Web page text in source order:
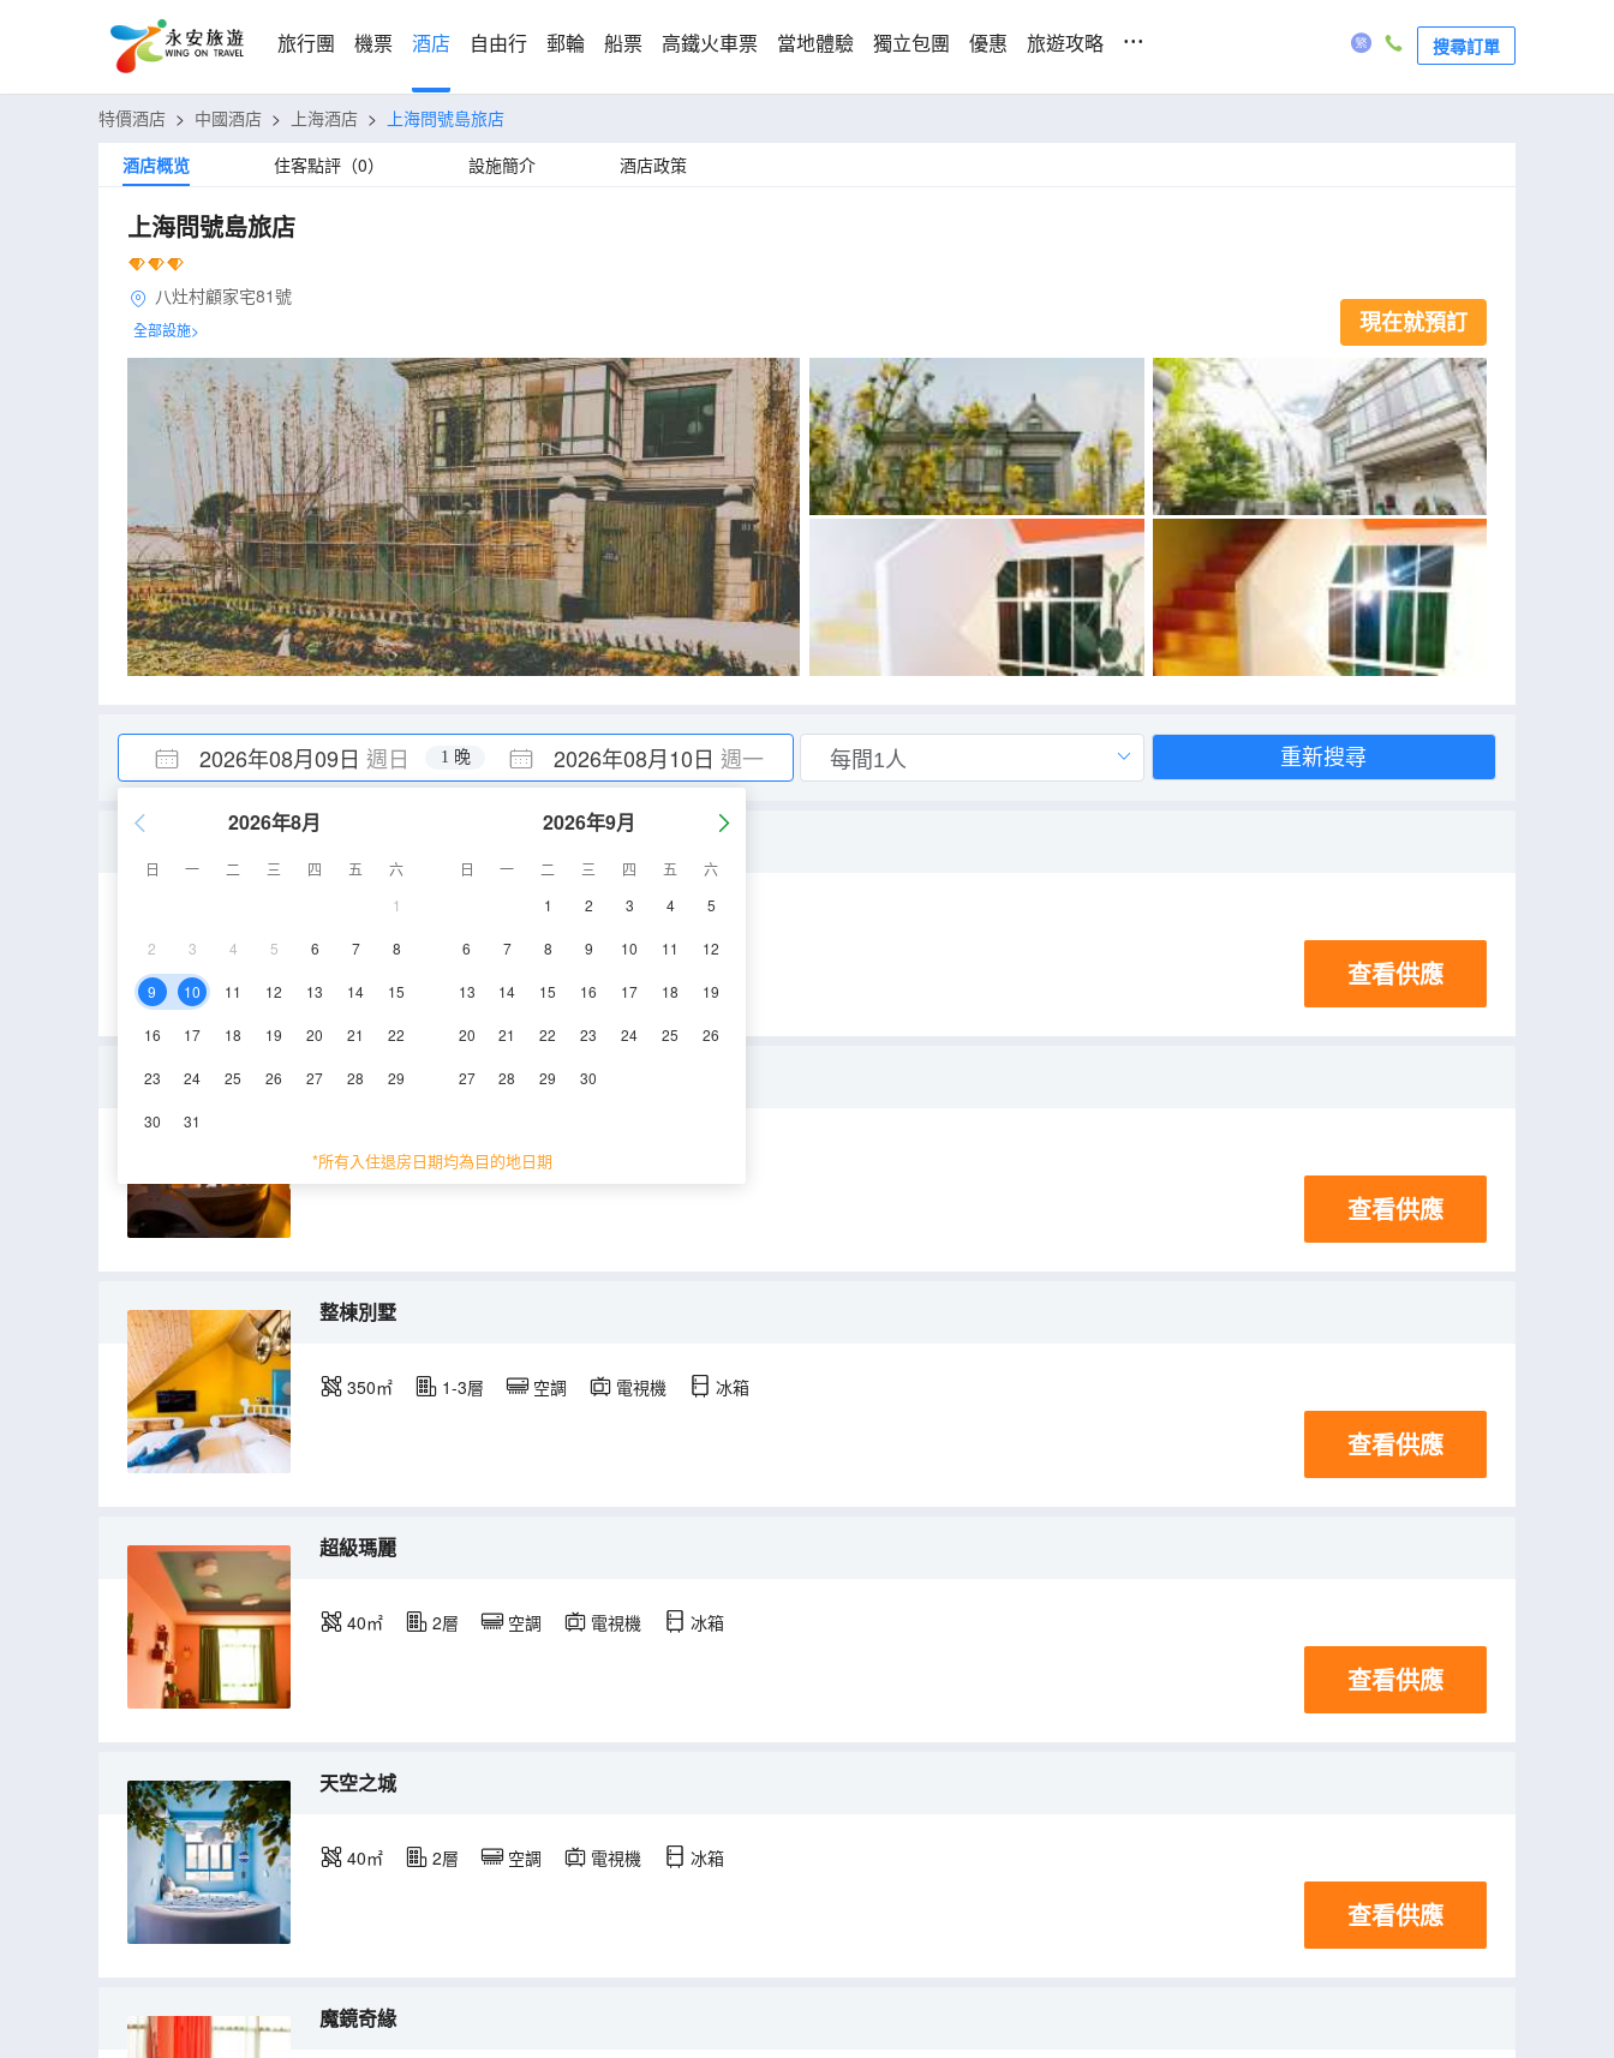
旅行團 機票 酒店 自由行 郵輪 船票 高鐵火車票 當地體驗 獨立包團 優惠 旅遊攻略 ... 搜尋訂單
特價酒店 > 中國酒店 > 上海酒店 >
上海問號島旅店
酒店概览
住客點評（0） 設施簡介 酒店政策
上海問號島旅店
八灶村顧家宅81號
全部設施> 現在就預訂
2026年08月09日 週日 2026年08月10日 週一
1 晚
2026年8月
日 一 二 三 四 五
六
1
2 3 4 5 6 7 8
9 10 11 12 13 14 15
16 17 18 19 20 21 22
23 24 25 26 27 28 29
30 31
2026年9月
日 一 二 三 四 五
六
1
2 3 4 5
6 7 8 9 10 11 12
13 14 15 16 17 18 19
20 21 22 23 24 25 26
27 28 29 30
*所有入住退房日期均為目的地日期
重新搜尋
電視機 冰箱
查看供應
偉大航路
40㎡ 3層 空調
查看供應
整棟別墅
350㎡ 1-3層 空調 電視機 冰箱
查看供應
超級瑪麗
40㎡ 2層 空調 電視機 冰箱
查看供應
天空之城
40㎡ 2層 空調 電視機 冰箱
查看供應
魔鏡奇緣